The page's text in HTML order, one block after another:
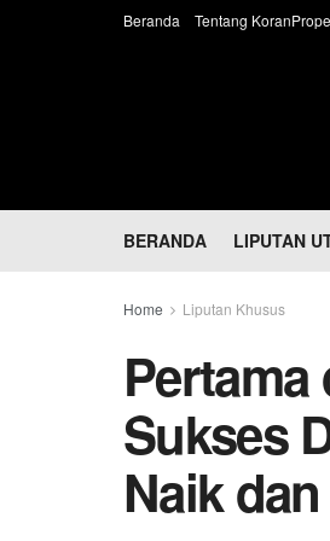
Beranda Tentang
BERANDA LIPUTAN
Home Liputan Khusus
Sukses
Naik